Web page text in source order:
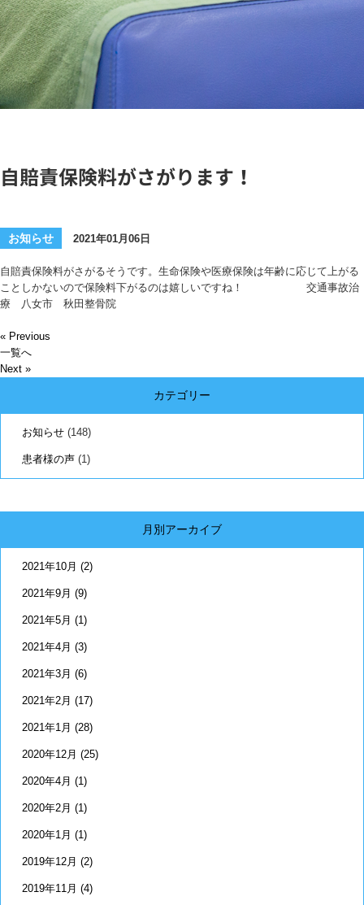
自賠責保険料がさがります！
お知らせ 2021年01月06日
自賠責保険料がさがるそうです。生命保険や医療保険は年齢に応じて上がる
ことしかないので保険料下がるのは嬉しいですね！ 交通事故治
療 八女市 秋田整骨院
« Previous
一覧へ
Next »
カテゴリー
お知らせ (148)
患者様の声 (1)
月別アーカイブ
2021年10月 (2)
2021年9月 (9)
2021年5月 (1)
2021年4月 (3)
2021年3月 (6)
2021年2月 (17)
2021年1月 (28)
2020年12月 (25)
2020年4月 (1)
2020年2月 (1)
2020年1月 (1)
2019年12月 (2)
2019年11月 (4)